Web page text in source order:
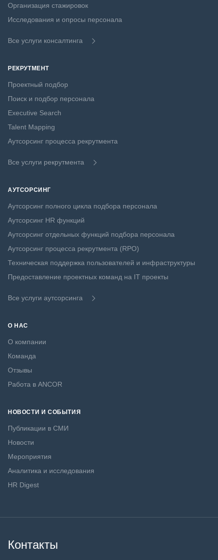
Организация стажировок
Исследования и опросы персонала
Все услуги консалтинга
РЕКРУТМЕНТ
Проектный подбор
Поиск и подбор персонала
Executive Search
Talent Mapping
Аутсорсинг процесса рекрутмента
Все услуги рекрутмента
АУТСОРСИНГ
Аутсорсинг полного цикла подбора персонала
Аутсорсинг HR функций
Аутсорсинг отдельных функций подбора персонала
Аутсорсинг процесса рекрутмента (RPO)
Техническая поддержка пользователей и инфраструктуры
Предоставление проектных команд на IT проекты
Все услуги аутсорсинга
О НАС
О компании
Команда
Отзывы
Работа в ANCOR
НОВОСТИ И СОБЫТИЯ
Публикации в СМИ
Новости
Мероприятия
Аналитика и исследования
HR Digest
Контакты